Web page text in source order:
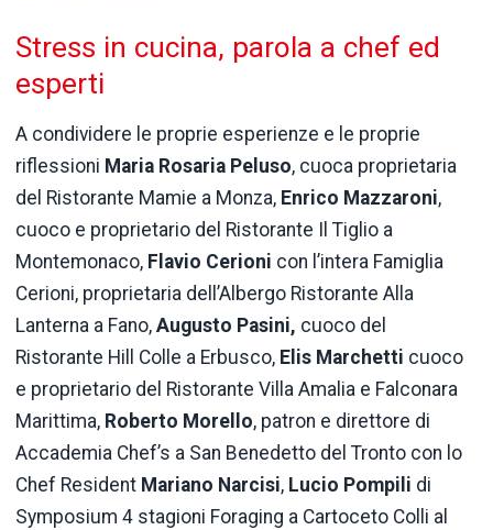
Stress in cucina, parola a chef ed
esperti
A condividere le proprie esperienze e le proprie
riflessioni Maria Rosaria Peluso, cuoca proprietaria
del Ristorante Mamie a Monza, Enrico Mazzaroni,
cuoco e proprietario del Ristorante Il Tiglio a
Montemonaco, Flavio Cerioni con l’intera Famiglia
Cerioni, proprietaria dell’Albergo Ristorante Alla
Lanterna a Fano, Augusto Pasini, cuoco del
Ristorante Hill Colle a Erbusco, Elis Marchetti cuoco
e proprietario del Ristorante Villa Amalia e Falconara
Marittima, Roberto Morello, patron e direttore di
Accademia Chef’s a San Benedetto del Tronto con lo
Chef Resident Mariano Narcisi, Lucio Pompili di
Symposium 4 stagioni Foraging a Cartoceto Colli al